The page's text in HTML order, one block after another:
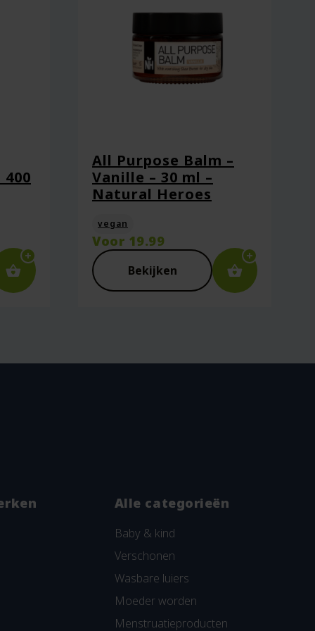
plaats.
All Purpose Balm –
Vanille – 30 ml –
Natural Heroes
vegan
Voor 19.99
Bekijken
Alle categorieën
Baby & kind
Verschonen
Wasbare luiers
Moeder worden
Menstruatieproducten